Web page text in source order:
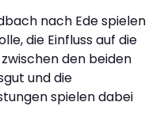
nach Ede spielen
die Einfluss auf die
den beiden
und die
spielen dabei